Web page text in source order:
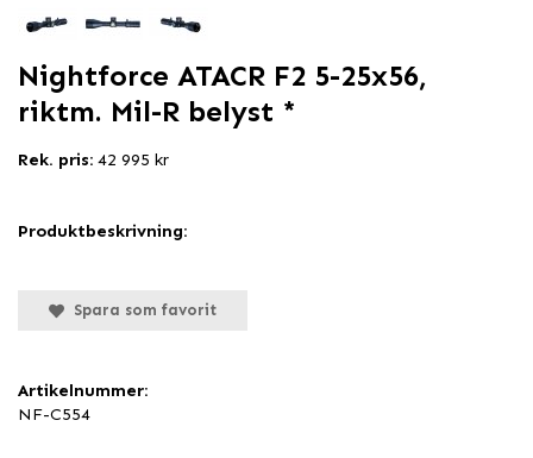
Nightforce ATACR F2 5-25x56,
riktm. Mil-R belyst *
Rek. pris: 42 995 kr
Produktbeskrivning:
Spara som favorit
Artikelnummer:
NF-C554